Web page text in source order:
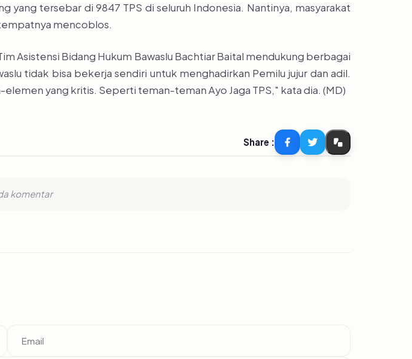
yang tersebar di 9847 TPS di seluruh Indonesia. Nantinya, masyarakat
mencoblos.
Asistensi Bidang Hukum Bawaslu Bachtiar Baital mendukung berbagai
tidak bisa bekerja sendiri untuk menghadirkan Pemilu jujur dan adil.
yang kritis. Seperti teman-teman Ayo Jaga TPS," kata dia. (MD)
Share :
komentar